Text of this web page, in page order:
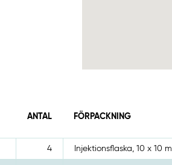
ANTAL FÖRPACKNING
4 Injektionsflaska, 10 x 10 ml